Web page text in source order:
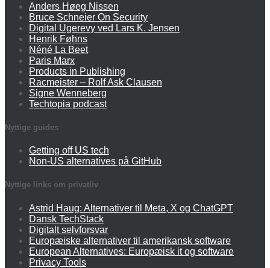
Anders Høeg Nissen
Bruce Schneier On Security
Digital Ugerevy ved Lars K. Jensen
Henrik Føhns
Néné La Beet
Paris Marx
Products in Publishing
Racmeister – Rolf Ask Clausen
Signe Wenneberg
Techtopia podcast
Nyttige guides
Getting off US tech
Non-US alternatives på GitHub
Nyttige links om privatliv
Astrid Haug: Alternativer til Meta, X og ChatGPT
Dansk TechStack
Digitalt selvforsvar
Europæiske alternativer til amerikansk software
European Alternatives: Europæisk it og software
Privacy Tools